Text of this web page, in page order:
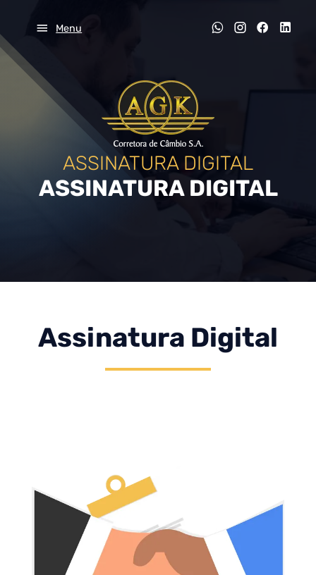
Menu
ASSINATURA DIGITAL
ASSINATURA DIGITAL
Assinatura Digital